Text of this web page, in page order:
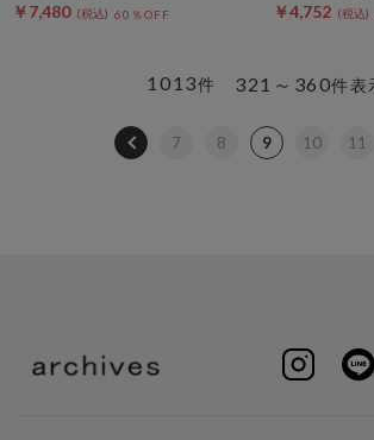
￥7,480 60％OFF ￥4,752
321～360件表
1013件
7 8 9 10 11